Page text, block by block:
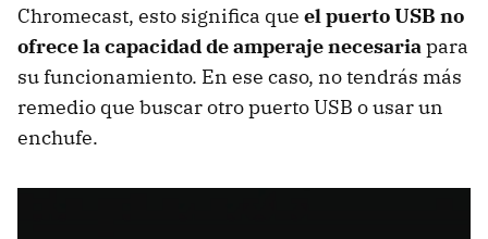
Chromecast, esto significa que el puerto USB no
ofrece la capacidad de amperaje necesaria para
su funcionamiento. En ese caso, no tendrás más
remedio que buscar otro puerto USB o usar un
enchufe.